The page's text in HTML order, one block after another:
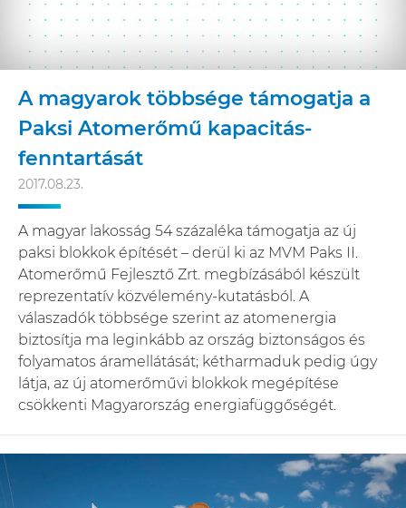
A magyarok többsége támogatja a
Paksi Atomerőmű kapacitás-
fenntartását
2017.08.23.
A magyar lakosság 54 százaléka támogatja az új
paksi blokkok építését – derül ki az MVM Paks II.
Atomerőmű Fejlesztő Zrt. megbízásából készült
reprezentatív közvélemény-kutatásból. A
válaszadók többsége szerint az atomenergia
biztosítja ma leginkább az ország biztonságos és
folyamatos áramellátását; kétharmaduk pedig úgy
látja, az új atomerőművi blokkok megépítése
csökkenti Magyarország energiafüggőségét.